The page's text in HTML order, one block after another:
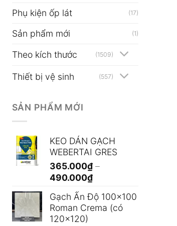
Phụ kiện ốp lát (17)
Sản phẩm mới (1)
Theo kích thước (1509)
Thiết bị vệ sinh (557)
SẢN PHẨM MỚI
KEO DÁN GẠCH
WEBERTAI GRES
365.000₫ –
490.000₫Khoảng
từ
365.000₫
Gạch Ấn Độ 100x100
Roman Crema (có
120x120)